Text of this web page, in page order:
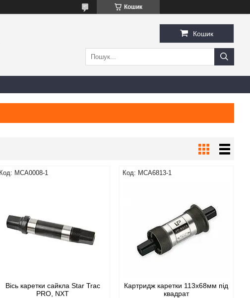
Кошик
Кошик
MCA0008-1
Вісь каретки сайкла Star Trac
PRO, NXT
MCA6813-1
Картридж каретки 113x68мм під
квадрат